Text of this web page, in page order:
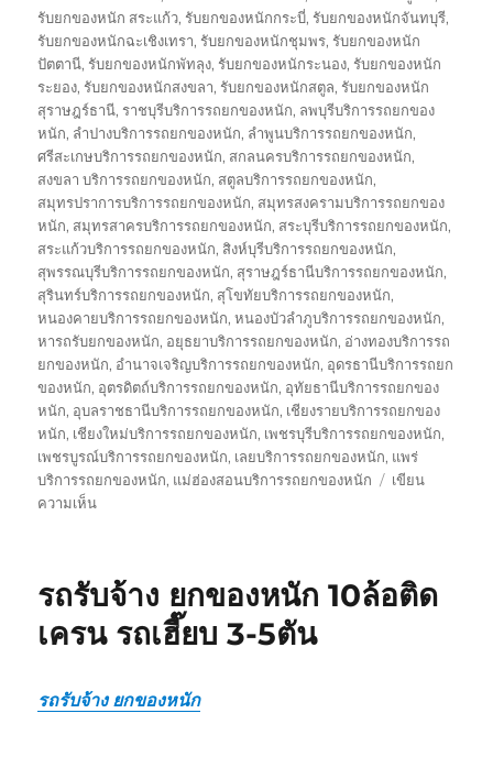
รับยกของหนัก สระแก้ว,รับยกของหนักกระบี่,รับยกของหนักจันทบุรี,
รับยกของหนักฉะเชิงเทรา,รับยกของหนักชุมพร,รับยกของหนัก
ปัตตานี,รับยกของหนักพัทลุง,รับยกของหนักระนอง,รับยกของหนัก
ระยอง,รับยกของหนักสงขลา,รับยกของหนักสตูล,รับยกของหนัก
สุราษฎร์ธานี,ราชบุรีบริการรถยกของหนัก, ลพบุรีบริการรถยกของ
หนัก, ลำปางบริการรถยกของหนัก, ลำพูนบริการรถยกของหนัก,
ศรีสะเกษบริการรถยกของหนัก, สกลนครบริการรถยกของหนัก,
สงขลา บริการรถยกของหนัก, สตูลบริการรถยกของหนัก,
สมุทรปราการบริการรถยกของหนัก, สมุทรสงครามบริการรถยกของ
หนัก, สมุทรสาครบริการรถยกของหนัก, สระบุรีบริการรถยกของหนัก,
สระแก้วบริการรถยกของหนัก, สิงห์บุรีบริการรถยกของหนัก,
สุพรรณบุรีบริการรถยกของหนัก, สุราษฎร์ธานีบริการรถยกของหนัก,
สุรินทร์บริการรถยกของหนัก, สุโขทัยบริการรถยกของหนัก,
หนองคายบริการรถยกของหนัก,หนองบัวลำภูบริการรถยกของหนัก,
หารถรับยกของหนัก, อยุธยาบริการรถยกของหนัก, อ่างทองบริการรถ
ยกของหนัก, อำนาจเจริญบริการรถยกของหนัก, อุดรธานีบริการรถยก
ของหนัก, อุตรดิตถ์บริการรถยกของหนัก, อุทัยธานีบริการรถยกของ
หนัก, อุบลราชธานีบริการรถยกของหนัก, เชียงรายบริการรถยกของ
หนัก, เชียงใหม่บริการรถยกของหนัก, เพชรบุรีบริการรถยกของหนัก,
เพชรบูรณ์บริการรถยกของหนัก, เลยบริการรถยกของหนัก, แพร่
บริการรถยกของหนัก, แม่ฮ่องสอนบริการรถยกของหนัก
เขียน
ความเห็นบน
ของ
10ล้อ
เครน
รถรับจ้าง ยกของหนัก 10ล้อติด
เครน รถเฮี๊ยบ 3-5ตัน
รถรับจ้าง ยกของหนัก